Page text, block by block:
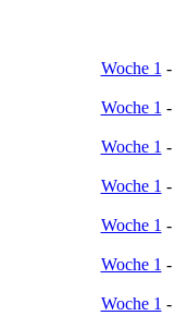
Woche 1 -
Woche 1 -
Woche 1 -
Woche 1 -
Woche 1 -
Woche 1 -
Woche 1 -